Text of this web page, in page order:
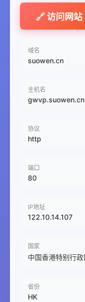
🔗 访问网站
域名
suowen.cn
主机名
gwvp.suowen.cn
协议
http
端口
80
IP地址
122.10.14.107
国家
中国香港特别行政
省份
HK